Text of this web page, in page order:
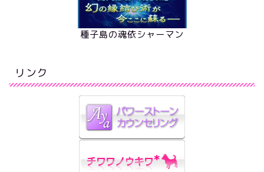
種子島の魂依シャーマン
リンク